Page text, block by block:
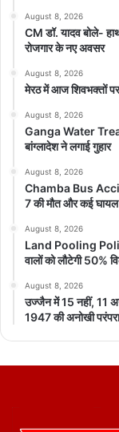
August 8, 2026
CM डॉ. यादव बोले-
रोजगार के नए अवसर
August 8, 2026
मेरठ में आज शिवभक्तों पर
August 8, 2026
Ganga Water
बांग्लादेश ने लगाई गुहार
August 8, 2026
Chamba Bus
7 की मौत और कई घायल
August 8, 2026
Land Pooling
वालों को लौटेगी 50%
August 8, 2026
उज्जैन में 15 नहीं, 11
1947 की अनोखी परंपरा